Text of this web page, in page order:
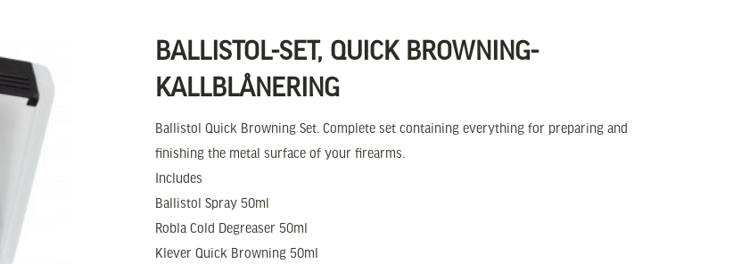
BALLISTOL-SET, QUICK BROWNING-
KALLBLÅNERING
Ballistol Quick Browning Set. Complete set containing everything for preparing and
finishing the metal surface of your firearms.
Includes
Ballistol Spray 50ml
Robla Cold Degreaser 50ml
Klever Quick Browning 50ml